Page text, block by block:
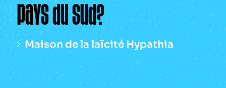
pays du Sud?
Maison de la laïcité Hypathia